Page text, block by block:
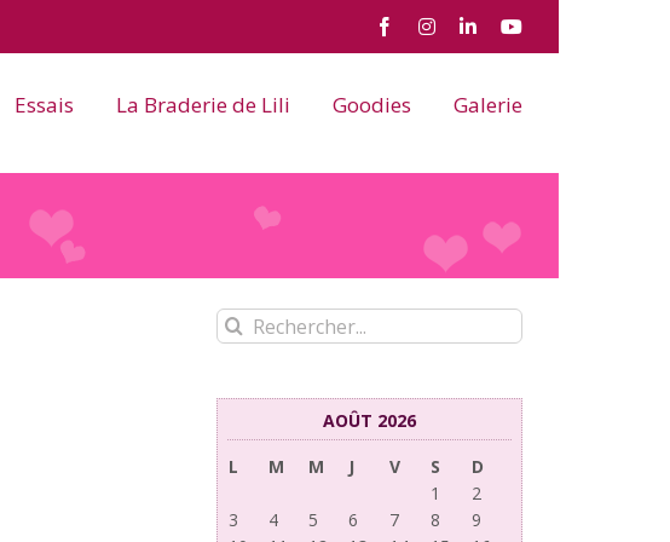
FacebookInstagram
LinkedInYouTube
Essais La Braderie de Lili Goodies Galerie
Rechercher:
AOÛT 2026
L
M M J V S
D
1
2
3
4 5 6 7 8
9